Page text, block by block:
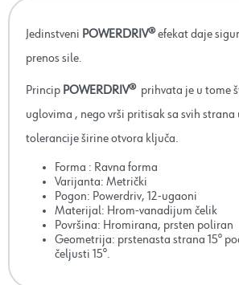
Jedinstveni POWERDRIV®efekat daje
prenos sile.
Princip POWERDRIV® prihvata je u tome
uglovima , nego vrši pritisak sa svih strana
tolerancije širine otvora ključa.
Forma : Ravna forma
Varijanta: Metrički
Pogon: Powerdriv, 12-ugaoni
Materijal: Hrom-vanadijum čelik
Površina: Hromirana, prsten poliran
Geometrija: prstenasta strana 15°
čeljusti 15°.